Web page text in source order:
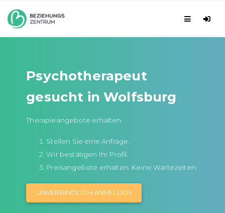
Psychotherapeut
gesucht in Wolfsburg
Therapieangebote erhalten.
Stellen Sie eine Anfrage.
Wir bestätigen Ihr Profil.
Preisangebote erhalten. Keine Wartezeiten.
UNVERBINDLICH ANMELDEN